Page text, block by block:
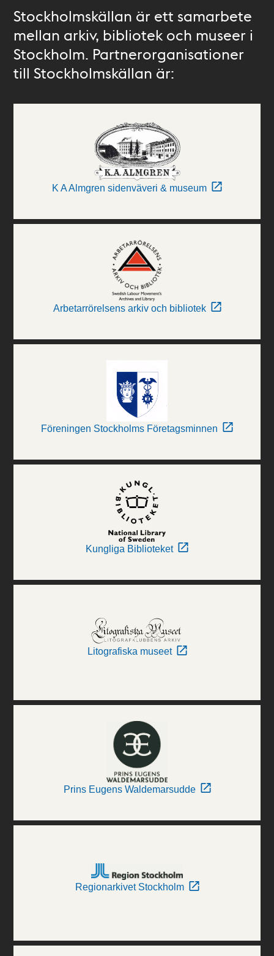
Stockholmskällan är ett samarbete
mellan arkiv, bibliotek och museer i
Stockholm. Partnerorganisationer
till Stockholmskällan är:
K A Almgren sidenväveri & museum
Arbetarrörelsens arkiv och bibliotek
Föreningen Stockholms Företagsminnen
Kungliga Biblioteket
Litografiska museet
Prins Eugens Waldemarsudde
Regionarkivet Stockholm